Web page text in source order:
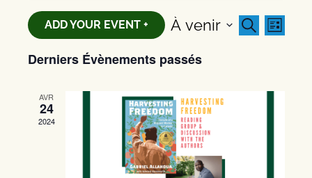
RECHERCHE
LISTE
À venir
une
ADD YOUR EVENT +
Derniers Évènements passés
AVR
24
2024